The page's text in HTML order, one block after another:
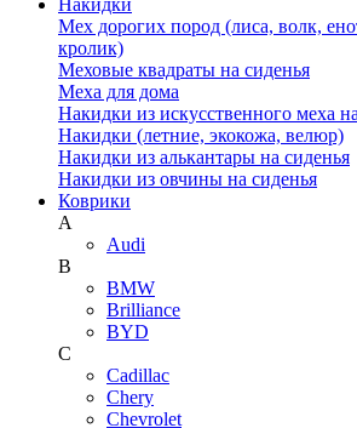
Накидки
Мех дорогих пород (лиса, волк,
кролик)
Меховые квадраты на сиденья
Меха для дома
Накидки из искусственного меха
Накидки (летние, экокожа, велюр)
Накидки из алькантары на сиденья
Накидки из овчины на сиденья
Коврики
A
Audi
B
BMW
Brilliance
BYD
C
Cadillac
Chery
Chevrolet